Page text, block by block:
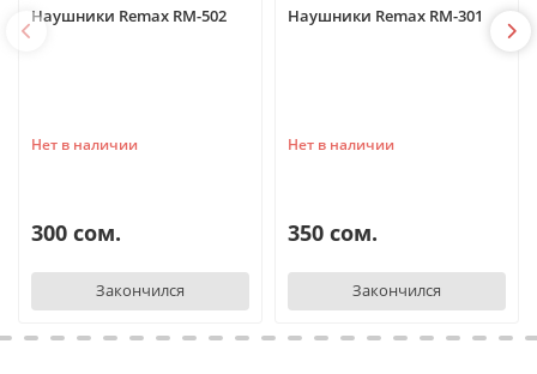
Наушники Remax RM-502
Нет в наличии
300 сом.
Закончился
Наушники Remax RM-301
Нет в наличии
350 сом.
Закончился